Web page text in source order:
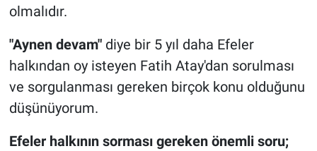
olmalıdır.
"Aynen devam" diye bir 5 yıl daha Efeler
halkından oy isteyen Fatih Atay'dan sorulması
ve sorgulanması gereken birçok konu olduğunu
düşünüyorum.
Efeler halkının sorması gereken önemli soru;